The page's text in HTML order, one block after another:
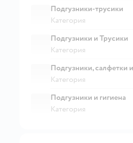
Подгузники-трусики
Категория
Подгузники и Трусики
Категория
Подгузники, салфетки
Категория
Подгузники и гигиена
Категория